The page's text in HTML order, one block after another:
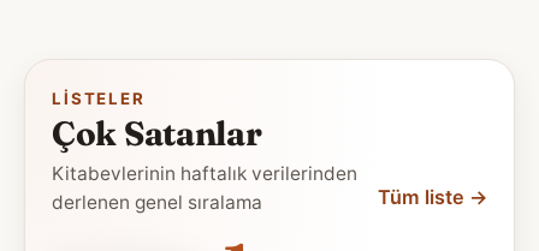
LISTELER
Çok Satanlar
Kitabevlerinin haftalık verilerinden
derlenen genel sıralama
Tüm liste →